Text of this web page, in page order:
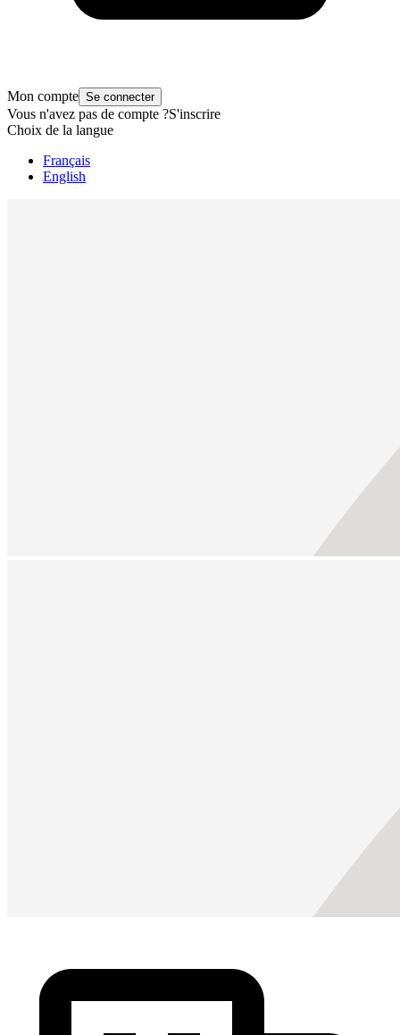
Mon compte Se connecter
Vous n'avez pas de compte ?S'inscrire
Choix de la langue
Français
English